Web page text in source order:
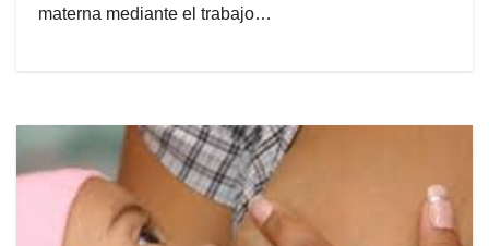
materna mediante el trabajo…